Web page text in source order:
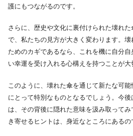
護にもつながるのです。
さらに、歴史や文化に裏付けられた壊れ
で、私たちの見方が大きく変わります。
ためのカギであるなら、これを機に自分
い幸運を受け入れる心構えを持つことが大
このように、壊れた傘を通じて新たな可
にとって特別なものとなるでしょう。今
は、その背後に隠れた意味を汲み取って
き寄せるヒントは、身近なところにあるの